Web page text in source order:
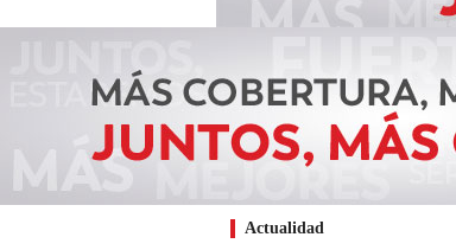
Actualidad